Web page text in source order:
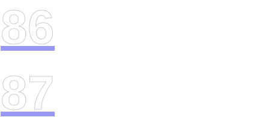
86
87